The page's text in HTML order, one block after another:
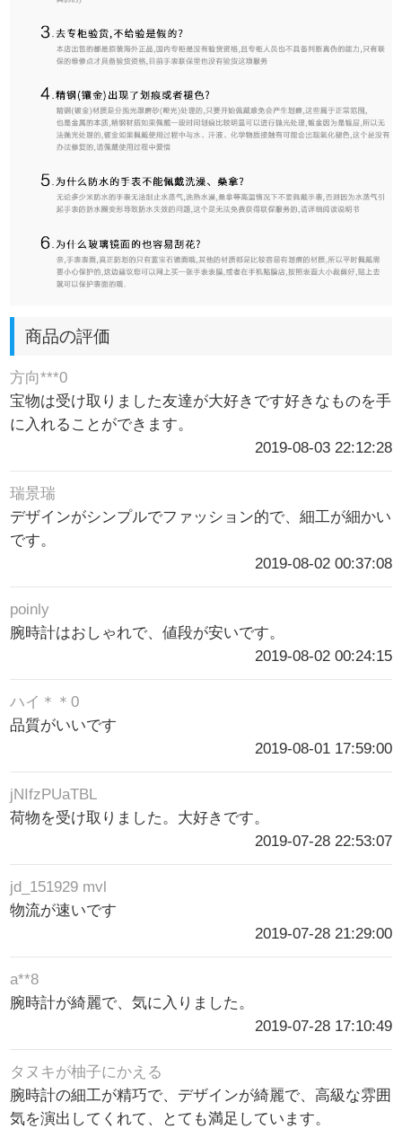
商品の評価
方向***0
宝物は受け取りました友達が大好きです好きなものを手
に入れることができます。
2019-08-03 22:12:28
瑞景瑞
デザインがシンプルでファッション的で、細工が細かい
です。
2019-08-02 00:37:08
poinly
腕時計はおしゃれで、値段が安いです。
2019-08-02 00:24:15
ハイ＊＊0
品質がいいです
2019-08-01 17:59:00
jNIfzPUaTBL
荷物を受け取りました。大好きです。
2019-07-28 22:53:07
jd_151929 mvl
物流が速いです
2019-07-28 21:29:00
a**8
腕時計が綺麗で、気に入りました。
2019-07-28 17:10:49
タヌキが柚子にかえる
腕時計の細工が精巧で、デザインが綺麗で、高級な雰囲
気を演出してくれて、とても満足しています。